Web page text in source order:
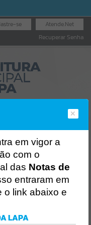
Atende.Net
se
Recuperar Senha
NOTA FISCAL
ELETRÔNICA
em vigor a
com o
das Notas de
entraram em
o link abaixo e
LAPA